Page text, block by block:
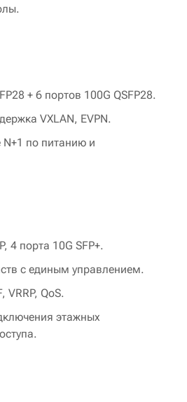
+ 6 портов 100G QSFP28.
VXLAN, EVPN.
N+1 по питанию и
4 порта 10G SFP+.
с единым управлением.
VRRP, QoS.
этажных